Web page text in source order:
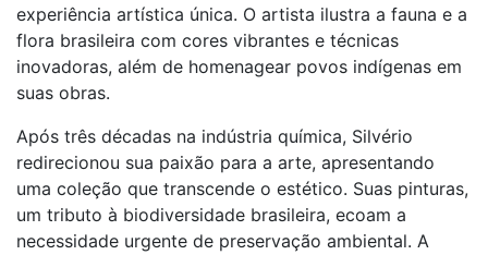
experiência artística única. O artista ilustra a fauna e a
flora brasileira com cores vibrantes e técnicas
inovadoras, além de homenagear povos indígenas em
suas obras.
Após três décadas na indústria química, Silvério
redirecionou sua paixão para a arte, apresentando
uma coleção que transcende o estético. Suas pinturas,
um tributo à biodiversidade brasileira, ecoam a
necessidade urgente de preservação ambiental. A